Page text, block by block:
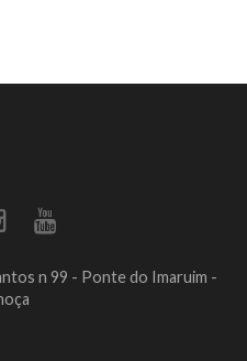
n 99 - Ponte do Imaruim -